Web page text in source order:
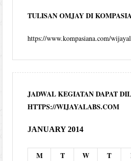
TULISAN OMJAY DI
https://www.kompasiana.com/
JADWAL KEGIATAN DAPAT
HTTPS://WIJAYALABS.COM
JANUARY 2014
M T W T